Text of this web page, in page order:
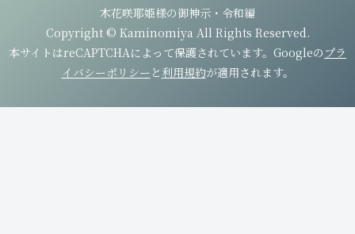
木花咲耶姫様の御神示・令和編
Copyright © Kaminomiya All Rights Reserved.
本サイトはreCAPTCHAによって保護されています。Googleの プラ
イバシーポリシー と利用規約が適用されます。